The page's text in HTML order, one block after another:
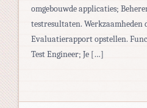
omgebouwde applicaties;
testresultaten.
Evaluatierapport opstellen.
Test Engineer; Je […]